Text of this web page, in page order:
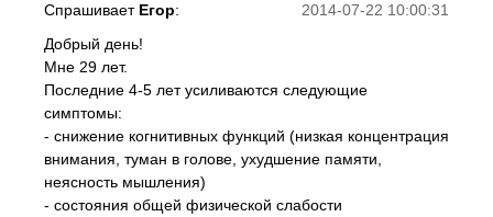
2014-07-22 10:00:31
Спрашивает Егор:
Добрый день!
Мне 29 лет.
Последние 4-5 лет усиливаются следующие
симптомы:
- снижение когнитивных функций (низкая концентрация
внимания, туман в голове, ухудшение памяти,
неясность мышления)
- состояния общей физической слабости